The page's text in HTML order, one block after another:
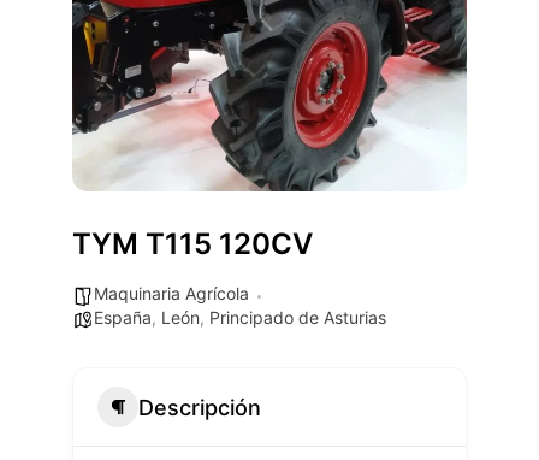
TYM T115 120CV
Maquinaria Agrícola
España, León, Principado de Asturias
Descripción